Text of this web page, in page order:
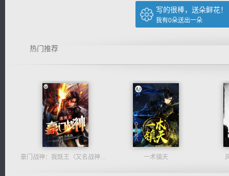
写的很棒，送朵鲜花！
我有0朵送出一朵
热门推荐
豪门战神：我既王（又名战神归来不败神婿修罗战神） 一术镇天